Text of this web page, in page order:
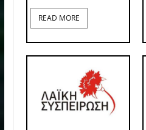
READ MORE